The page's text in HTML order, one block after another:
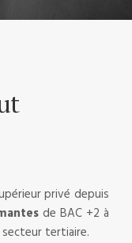
privé depuis
de BAC +2 à
secteur tertiaire.